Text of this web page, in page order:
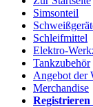
Simsonteil
Schleifmittel
Elektro-
Tankzubehör
Angebot der
Merchandise
Registrieren